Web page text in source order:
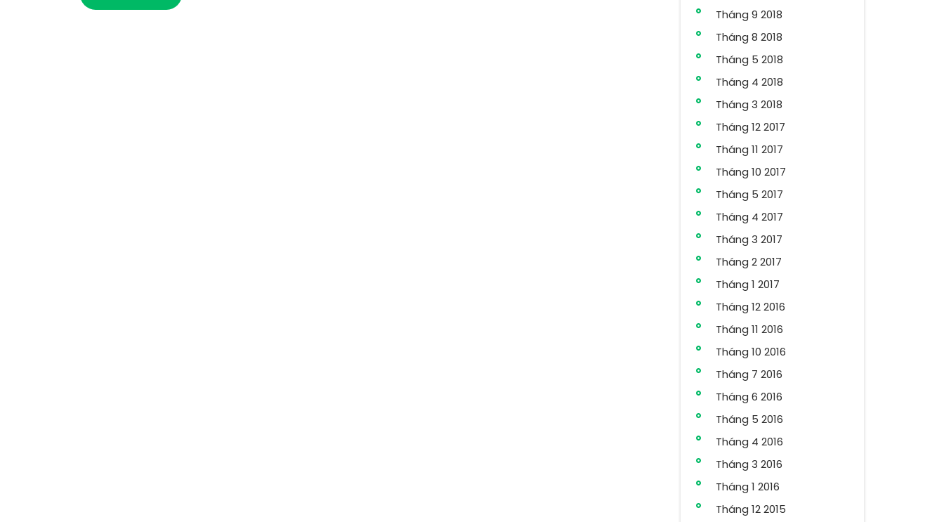
Tháng 9 2018
Tháng 8 2018
Tháng 5 2018
Tháng 4 2018
Tháng 3 2018
Tháng 12 2017
Tháng 11 2017
Tháng 10 2017
Tháng 5 2017
Tháng 4 2017
Tháng 3 2017
Tháng 2 2017
Tháng 1 2017
Tháng 12 2016
Tháng 11 2016
Tháng 10 2016
Tháng 7 2016
Tháng 6 2016
Tháng 5 2016
Tháng 4 2016
Tháng 3 2016
Tháng 1 2016
Tháng 12 2015